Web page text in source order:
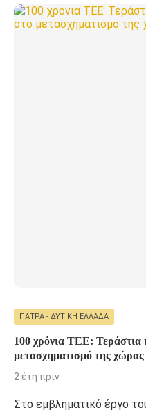
ΠΆΤΡΑ - ΔΥΤΙΚΉ ΕΛΛΆΔΑ
100 χρόνια ΤΕΕ: Τεράστια
μετασχηματισμό της χώρας
2 έτη πριν
Στο εμβληματικό έργο